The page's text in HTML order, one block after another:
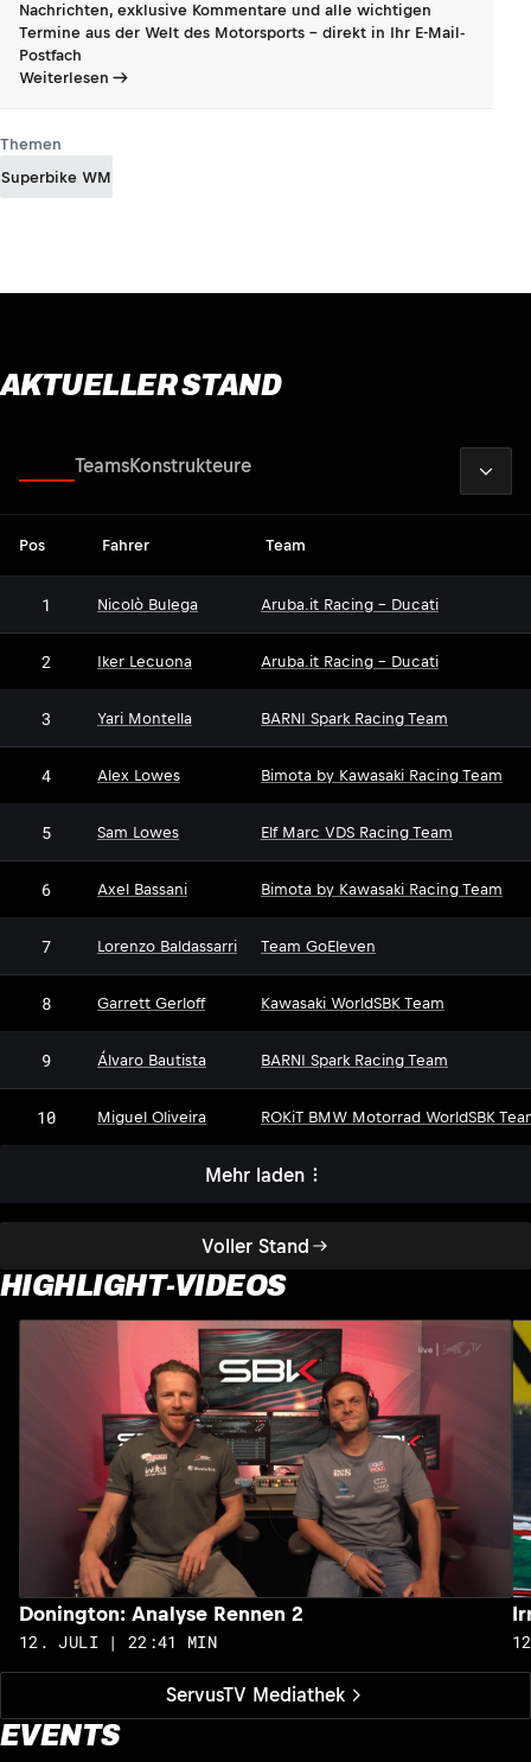
Nachrichten, exklusive Kommentare und alle wichtigen
Termine aus der Welt des Motorsports - direkt in Ihr E-Mail-
Postfach
Weiterlesen
Themen
Superbike WM
AKTUELLER STAND
Voller Stand
TeamsKonstrukteure
Pos Fahrer Team
1 Nicolò Bulega Aruba.it Racing - Ducati
2 Iker Lecuona Aruba.it Racing - Ducati
3 Yari Montella BARNI Spark Racing Team
4 Alex Lowes Bimota by Kawasaki Racing Team
5 Sam Lowes Elf Marc VDS Racing Team
6 Axel Bassani Bimota by Kawasaki Racing Team
7 Lorenzo Baldassarri Team GoEleven
8 Garrett Gerloff Kawasaki WorldSBK Team
9 Álvaro Bautista BARNI Spark Racing Team
10 Miguel Oliveira ROKiT BMW Motorrad WorldSBK
Mehr laden
HIGHLIGHT-VIDEOS
ServusTV Mediathek
Donington: Analyse Rennen 2
12. JULI | 22:41 MIN
EVENTS